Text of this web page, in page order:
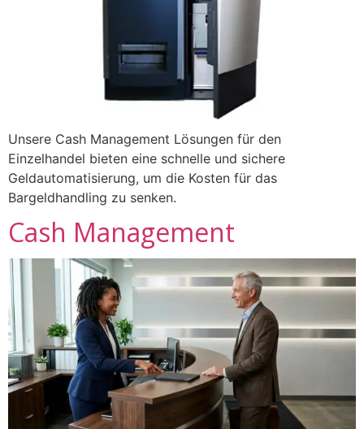
Unsere Cash Management Lösungen für den
Einzelhandel bieten eine schnelle und sichere
Geldautomatisierung, um die Kosten für das
Bargeldhandling zu senken.
Cash Management